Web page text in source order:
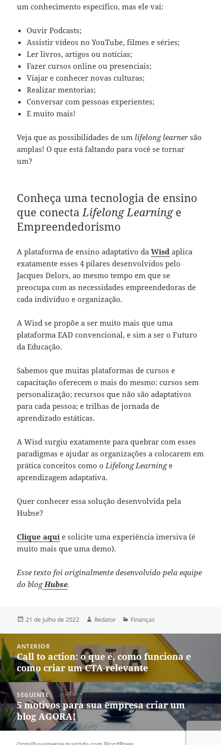
um conhecimento específico, mas ele vai:
Ouvir Podcasts;
Assistir vídeos no YouTube, filmes e séries;
Ler livros, artigos ou notícias;
Fazer cursos online ou presenciais;
Viajar e conhecer novas culturas;
Realizar mentorias;
Conversar com pessoas experientes;
E muito mais!
Veja que as possibilidades de um lifelong learner são
amplas! O que está faltando para você se tornar
um?
Conheça uma tecnologia de ensino
que conecta Lifelong Learninge
Empreendedorismo
A plataforma de ensino adaptativo daWisd aplica
exatamente esses 4 pilares desenvolvidos pelo
Jacques Delors, ao mesmo tempo em que se
preocupa com as necessidades empreendedoras de
cada indivíduo e organização.
A Wisd se propõe a ser muito mais que uma
plataforma EAD convencional, e sim a ser o Futuro
da Educação.
Sabemos que muitas plataformas de cursos e
capacitação oferecem o mais do mesmo: cursos sem
personalização; recursos que não são adaptativos
para cada pessoa; e trilhas de jornada de
aprendizado estáticas.
A Wisd surgiu exatamente para quebrar com esses
paradigmas e ajudar as organizações a colocarem em
prática conceitos como o Lifelong Learninge
aprendizagem adaptativa.
Quer conhecer essa solução desenvolvida pela
Hubse?
Clique aqui e solicite uma experiência imersiva (é
muito mais que uma demo).
Esse texto foi originalmente desenvolvido pela equipe
do blog Hubse.
Publicado
21 de julho de 2022 Autor
Redator Categorias
Finanças
Navegação
de
Post
ANTERIOR
Post
anterior:
Call to action: o que é, como funciona e
como criar um CTA relevante
SEGUINTE
Próximo
post:
5 motivos para sua empresa criar um
blog AGORA!